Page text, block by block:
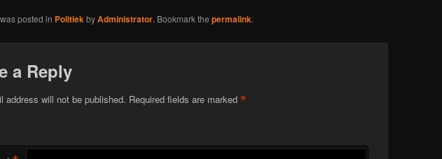
posted in PolitiekbyAdministrator. Bookmark the permalink.
a Reply
address will not be published. Required fields are marked *